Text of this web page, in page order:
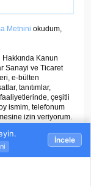
Metnini okudum,
Kanun
Sanayi ve Ticaret
e-bülten
tanıtımlar,
çeşitli
ismim, telefonum
izin veriyorum.